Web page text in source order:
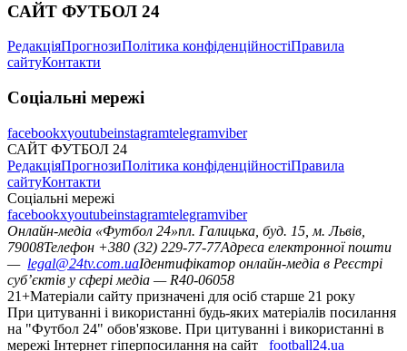
САЙТ ФУТБОЛ 24
РедакціяПрогнозиПолітика конфіденційностіПравила
сайтуКонтакти
Соціальні мережі
facebookxyoutubeinstagramtelegramviber
САЙТ ФУТБОЛ 24
РедакціяПрогнозиПолітика конфіденційностіПравила
сайтуКонтакти
Соціальні мережі
facebookxyoutubeinstagramtelegramviber
Онлайн-медіа «Футбол 24»пл. Галицька, буд. 15, м. Львів,
79008Телефон +380 (32) 229-77-77Адреса електронної пошти
— legal@24tv.com.uaІдентифікатор онлайн-медіа в Реєстрі
суб’єктів у сфері медіа — R40-06058
21+Матеріали сайту призначені для осіб старше 21 року
При цитуванні і використанні будь-яких матеріалів посилання
на "Футбол 24" обов'язкове. При цитуванні і використанні в
мережі Інтернет гіперпосилання на сайт
football24.ua